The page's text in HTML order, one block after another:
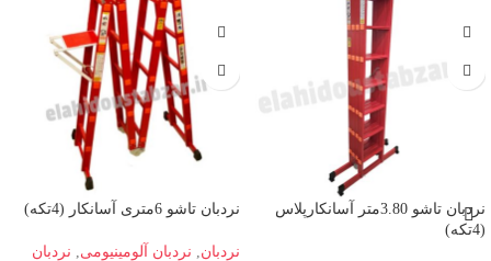
نردبان تاشو 3.80متر آسانکارپلاس
(4تکه)
نردبان تاشو 6متری آسانکار (4تکه)
نردبان, نردبان آلومینیومی, نردبان